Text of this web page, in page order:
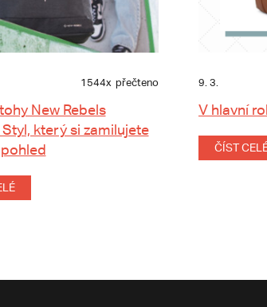
1544x přečteno
New Rebels
který si zamilujete
9. 3.
V hlavní
ČÍST